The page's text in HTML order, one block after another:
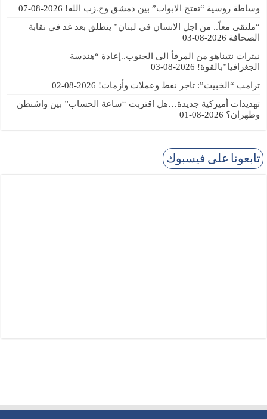
وساطة روسية “تفتح الابواب” بين دمشق وح.زب الله! 2026-08-07
“ملتقى معاً.. من اجل الانسان في لبنان” ينطلق بعد غد في نقابة
الصحافة 2026-08-03
نيترات نتيناهو من المرفأ الى الجنوب..إعادة “هندسة
الجغرافيا”بالقوة! 2026-08-03
ترامب “الخبيث”: تاجر نفط وعملات وأزمات! 2026-08-02
تهديدات أميركية جديدة…هل اقتربت “ساعة الحساب” بين واشنطن
وطهران؟ 2026-08-01
تابعونا على فيسبوك